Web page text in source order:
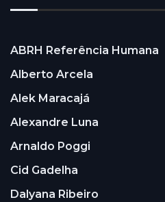
ABRH Referência Humana
Alberto Arcela
Alek Maracajá
Alexandre Luna
Arnaldo Poggi
Cid Gadelha
Dalyana Ribeiro